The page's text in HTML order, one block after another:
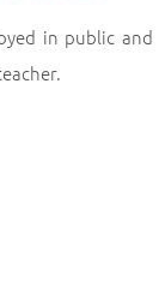
Back
in public and